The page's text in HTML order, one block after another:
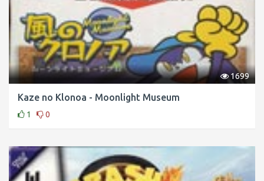
1699
Kaze no Klonoa - Moonlight Museum
1 0